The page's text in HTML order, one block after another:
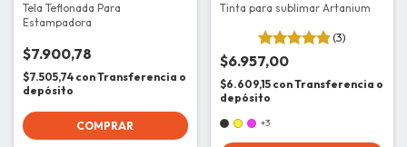
Tela Teflonada Para
Estampadora
$7.900,78
$7.505,74 conTransferencia o
depósito
COMPRAR
Tinta para sublimar Artanium
(3)
$6.957,00
$6.609,15 conTransferencia o
depósito
+3